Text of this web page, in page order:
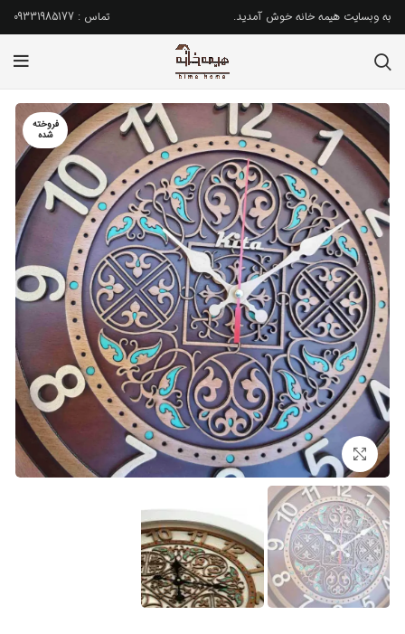
به وبسایت هیمه خانه خوش آمدید. تماس : 09331985177
فروخته
شده
برای بزرگنمایی کلیک کنید